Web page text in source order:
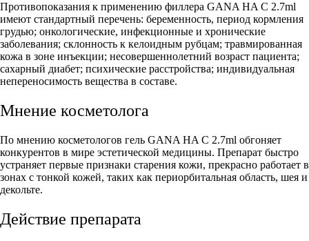
Противопоказания к применению филлера GANA HA С 2.7ml
имеют стандартный перечень: беременность, период кормления
грудью; онкологические, инфекционные и хронические
заболевания; склонность к келоидным рубцам; травмированная
кожа в зоне инъекции; несовершеннолетний возраст пациента;
сахарный диабет; психические расстройства; индивидуальная
непереносимость вещества в составе.
Мнение косметолога
По мнению косметологов гель GANA HA С 2.7ml обгоняет
конкурентов в мире эстетической медицины. Препарат быстро
устраняет первые признаки старения кожи, прекрасно работает в
зонах с тонкой кожей, таких как периорбитальная область, шея и
декольте.
Действие препарата